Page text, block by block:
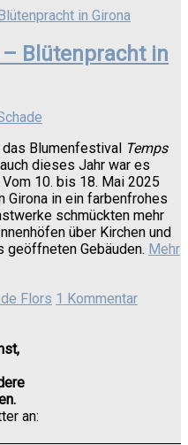
Blütenpracht in
Blumenfestival Temps
dieses Jahr war es
10. bis 18. Mai 2025
in ein farbenfrohes
schmückten mehr
über Kirchen und
geöffneten Gebäuden. Mehr
Flors 1 Kommentar
an: